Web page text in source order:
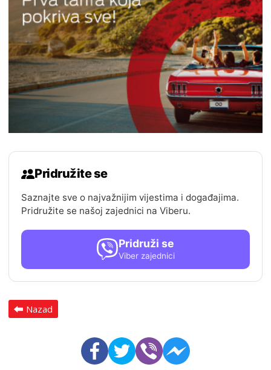
Pridružite se
Saznajte sve o najvažnijim vijestima i događajima.
Pridružite se našoj zajednici na Viberu.
Pridruži se
Viber zajednici
Nazad